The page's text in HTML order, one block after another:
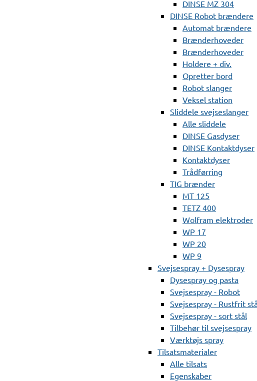
DINSE MZ 304
DINSE Robot brændere
Automat brændere
Brænderhoveder
Brænderhoveder
Holdere + div.
Opretter bord
Robot slanger
Veksel station
Sliddele svejseslanger
Alle sliddele
DINSE Gasdyser
DINSE Kontaktdyser
Kontaktdyser
Trådførring
TIG brænder
MT 125
TETZ 400
Wolfram elektroder
WP 17
WP 20
WP 9
Svejsespray + Dysespray
Dysespray og pasta
Svejsespray - Robot
Svejsespray - Rustfrit
Svejsespray - sort stål
Tilbehør til svejsespray
Værktøjs spray
Tilsatsmaterialer
Alle tilsats
Egenskaber